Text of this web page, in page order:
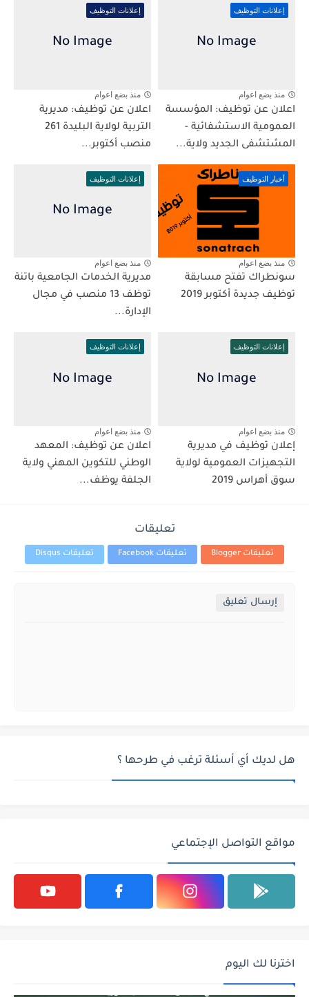
إعلانات التوظيف
منذ بضع اعوام
اعلان عن توظيف: المؤسسة
العمومية الاستشفائية -
المشتشفى الجديد ولاية...
إعلانات التوظيف
منذ بضع اعوام
اعلان عن توظيف: مديرية
التربية لولاية البليدة 261
منصب أكتوبر...
أخبار التوظيف
منذ بضع اعوام
سونطراك تفتح مسابقة
توظيف جديدة أكتوبر 2019
إعلانات التوظيف
منذ بضع اعوام
مديرية الخدمات الجامعية باتنة
توظف 13 منصب في مجال
الإدارة...
إعلانات التوظيف
منذ بضع اعوام
إعلان توظيف في مديرية
التجهيزات العمومية لولاية
سوق أهراس 2019
إعلانات التوظيف
منذ بضع اعوام
اعلان عن توظيف: المعهد
الوطني للتكوين المهني ولاية
الجلفة يوظف...
تعليقات
تعليقات Blogger تعليقات Facebook تعليقات Disqus
إرسال تعليق
هل لديك أي أسئلة ترغب في طرحها ؟
مواقع التواصل الإجتماعي
اخترنا لك اليوم